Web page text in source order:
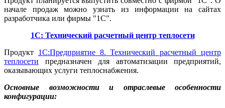
начале продаж можно узнать из информации на сайтах
разработчика или фирмы "1С".
1С: Технический расчетный центр теплосети
Продукт 1С:Предприятие 8. Технический расчетный центр
теплосети предназначен для автоматизации предприятий,
оказывающих услуги теплоснабжения.
Основные возможности и отраслевые особенности
конфигурации: